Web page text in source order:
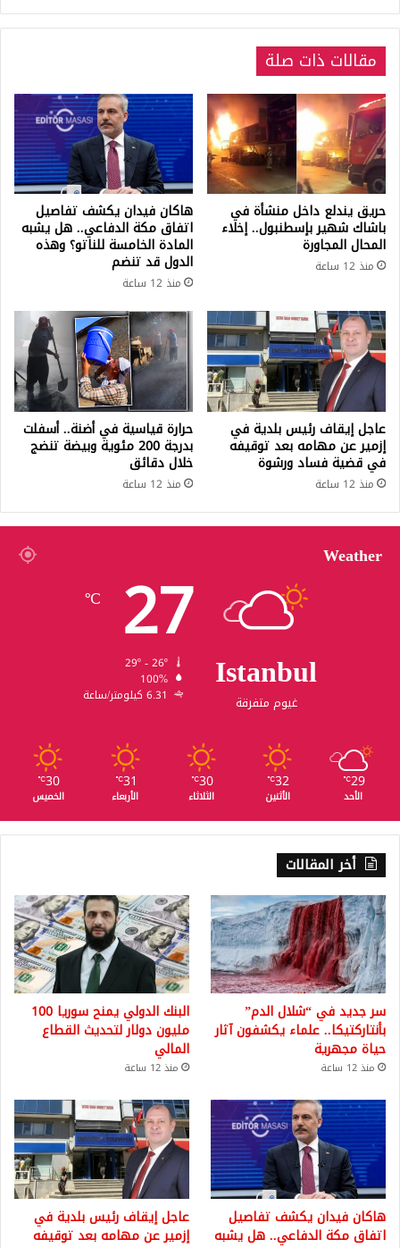
أبناءها
مقالات ذات صلة
حريق يندلع داخل منشأة في
باشاك شهير بإسطنبول.. إخلاء
المحال المجاورة
منذ 12 ساعة
هاكان فيدان يكشف تفاصيل
اتفاق مكة الدفاعي.. هل يشبه
المادة الخامسة للناتو؟ وهذه
الدول قد تنضم
منذ 12 ساعة
عاجل إيقاف رئيس بلدية في
إزمير عن مهامه بعد توقيفه
في قضية فساد ورشوة
منذ 12 ساعة
حرارة قياسية في أضنة.. أسفلت
بدرجة 200 مئوية وبيضة تنضج
خلال دقائق
منذ 12 ساعة
Weather
Istanbul
غيوم متفرقة
27
℃
100%
6.31 كيلومتر/ساعة
29
℃
الأحد
32
℃
الأثنين
30
℃
الثلاثاء
31
℃
الأربعاء
30
℃
الخميس
أخر المقالات
سر جديد في “شلال الدم”
بأنتاركتيكا.. علماء يكشفون آثار
حياة مجهرية
منذ 12 ساعة
البنك الدولي يمنح سوريا 100
مليون دولار لتحديث القطاع
المالي
منذ 12 ساعة
هاكان فيدان يكشف تفاصيل
اتفاق مكة الدفاعي.. هل يشبه
عاجل إيقاف رئيس بلدية في
إزمير عن مهامه بعد توقيفه